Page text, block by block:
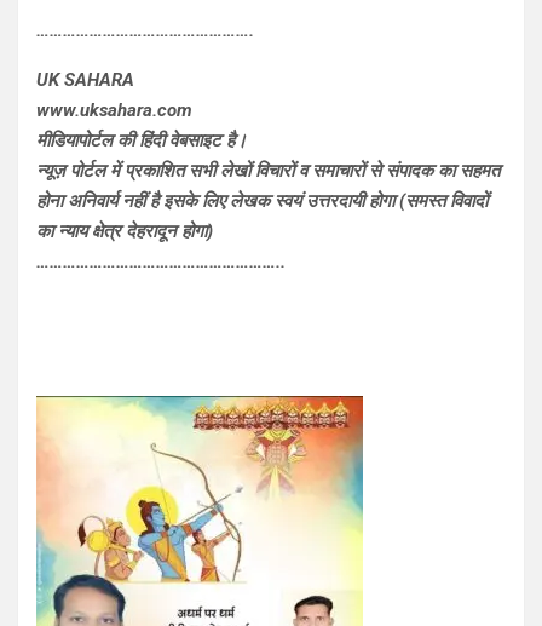
………………………………………….
UK SAHARA
www.uksahara.com
मीडियापोर्टल की हिंदी वेबसाइट है।
न्यूज़ पोर्टल में प्रकाशित सभी लेखों विचारों व समाचारों से संपादक का सहमत
होना अनिवार्य नहीं है इसके लिए लेखक स्वयं उत्तरदायी होगा (समस्त विवादों
का न्याय क्षेत्र देहरादून होगा)
………………………………………………..